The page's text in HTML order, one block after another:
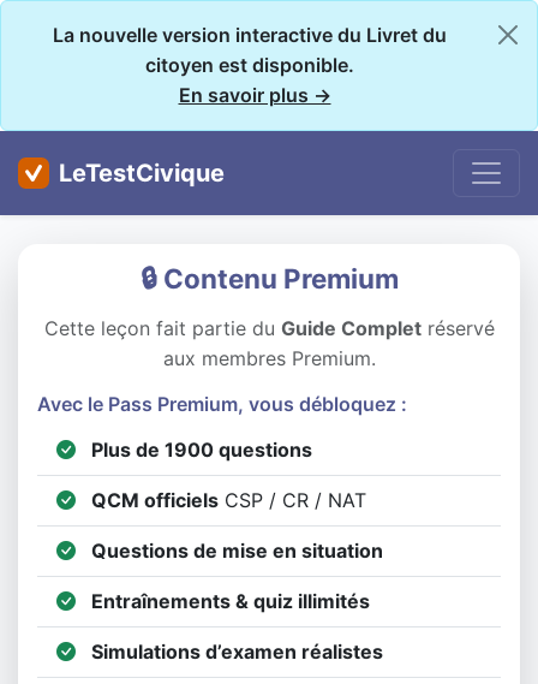
La nouvelle version interactive du Livret du
citoyen est disponible.
En savoir plus →
LeTestCivique
🔒 Contenu Premium
Cette leçon fait partie du Guide Completréservé
aux membres Premium.
Avec le Pass Premium, vous débloquez :
Plus de 1900 questions
QCM officiels CSP / CR / NAT
Questions de mise en situation
Entraînements & quiz illimités
Simulations d’examen réalistes